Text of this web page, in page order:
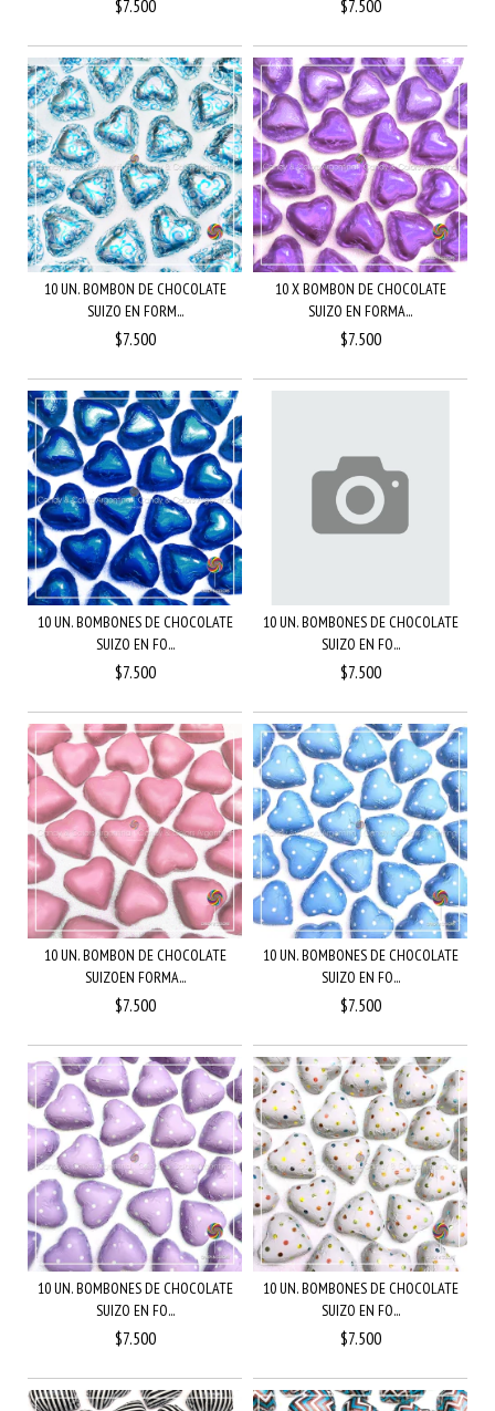
$7.500 $7.500
10 UN. BOMBON DE CHOCOLATE
SUIZO EN FORM...
$7.500
10 X BOMBON DE CHOCOLATE
SUIZO EN FORMA...
$7.500
10 UN. BOMBONES DE CHOCOLATE
SUIZO EN FO...
$7.500
10 UN. BOMBONES DE CHOCOLATE
SUIZO EN FO...
$7.500
10 UN. BOMBON DE CHOCOLATE
SUIZOEN FORMA...
$7.500
10 UN. BOMBONES DE CHOCOLATE
SUIZO EN FO...
$7.500
10 UN. BOMBONES DE CHOCOLATE
SUIZO EN FO...
$7.500
10 UN. BOMBONES DE CHOCOLATE
SUIZO EN FO...
$7.500